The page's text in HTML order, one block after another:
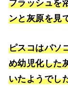
フラッシュを
ンと灰原を見
ピスコはパソ
め幼児化した
いたようでし